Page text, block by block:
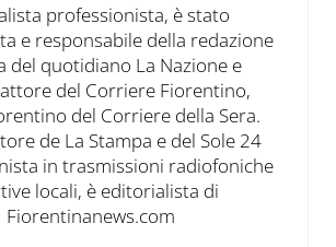
professionista, è stato
e responsabile della redazione
del quotidiano La Nazione e
del Corriere Fiorentino,
del Corriere della Sera.
de La Stampa e del Sole 24
in trasmissioni radiofoniche
locali, è editorialista di
Fiorentinanews.com